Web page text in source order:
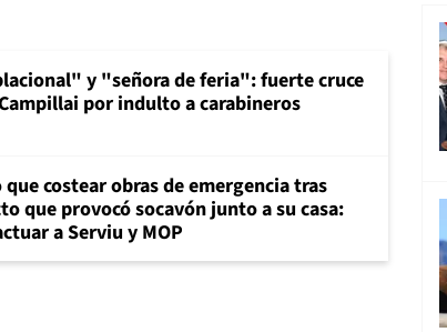
y "señora de feria": fuerte cruce
por indulto a carabineros
que costear obras de emergencia tras
que provocó socavón junto a su casa:
a Serviu y MOP